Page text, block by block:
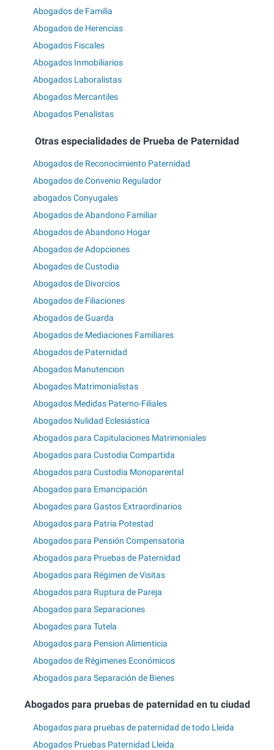
Abogados de Familia
Abogados de Herencias
Abogados Fiscales
Abogados Inmobiliarios
Abogados Laboralistas
Abogados Mercantiles
Abogados Penalistas
Otras especialidades de Prueba de Paternidad
Abogados de Reconocimiento Paternidad
Abogados de Convenio Regulador
abogados Conyugales
Abogados de Abandono Familiar
Abogados de Abandono Hogar
Abogados de Adopciones
Abogados de Custodia
Abogados de Divorcios
Abogados de Filiaciones
Abogados de Guarda
Abogados de Mediaciones Familiares
Abogados de Paternidad
Abogados Manutencion
Abogados Matrimonialistas
Abogados Medidas Paterno-Filiales
Abogados Nulidad Eclesiástica
Abogados para Capitulaciones Matrimoniales
Abogados para Custodia Compartida
Abogados para Custodia Monoparental
Abogados para Emancipación
Abogados para Gastos Extraordinarios
Abogados para Patria Potestad
Abogados para Pensión Compensatoria
Abogados para Pruebas de Paternidad
Abogados para Régimen de Visitas
Abogados para Ruptura de Pareja
Abogados para Separaciones
Abogados para Tutela
Abogados para Pension Alimenticia
Abogados de Régimenes Económicos
Abogados para Separación de Bienes
Abogados para pruebas de paternidad en tu ciudad
Abogados para pruebas de paternidad de todo Lleida
Abogados Pruebas Paternidad Lleida